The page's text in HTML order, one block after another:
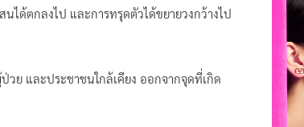
ได้ตกลงไป และการทรุดตัวได้ขยายวงกว้างไป
วย และประชาชนใกล้เคียง ออกจากจุดที่เกิด